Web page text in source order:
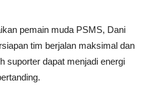
pemain muda PSMS, Dani
tim berjalan maksimal dan
suporter dapat menjadi energi